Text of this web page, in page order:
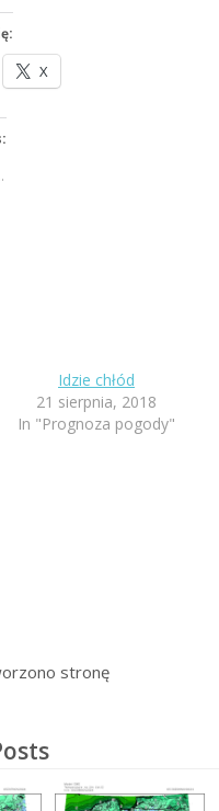
X
Idzie chłód
21 sierpnia, 2018
In "Prognoza pogody"
stronę